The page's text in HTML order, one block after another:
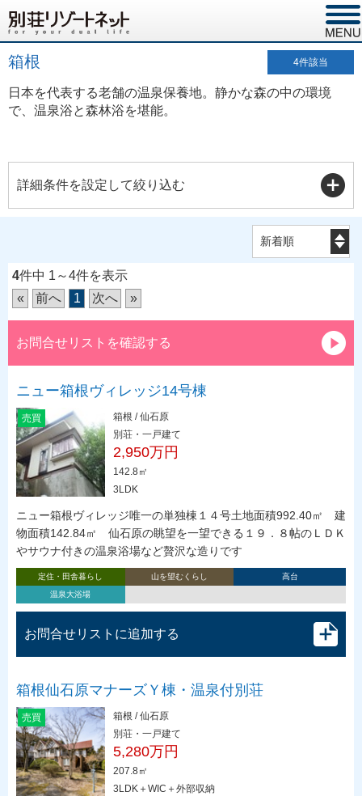
箱根 4件該当
日本を代表する老舗の温泉保養地。静かな森の中の環境
で、温泉浴と森林浴を堪能。
詳細条件を設定して絞り込む
4件中 1～4件を表示
«
前へ 1 次へ »
お問合せリストを確認する
ニュー箱根ヴィレッジ14号棟
売買
箱根 / 仙石原
別荘・一戸建て
2,950万円
142.8㎡
3LDK
ニュー箱根ヴィレッジ唯一の単独棟１４号土地面積992.40㎡ 建
物面積142.84㎡ 仙石原の眺望を一望できる１９．８帖のＬＤＫ
やサウナ付きの温泉浴場など贅沢な造りです
定住・田舎暮らし 山を望むくらし
高台
温泉大浴場
お問合せリストに追加する
箱根仙石原マナーズＹ棟・温泉付別荘
売買
箱根 / 仙石原
別荘・一戸建て
5,280万円
207.8㎡
3LDK＋WIC＋外部収納